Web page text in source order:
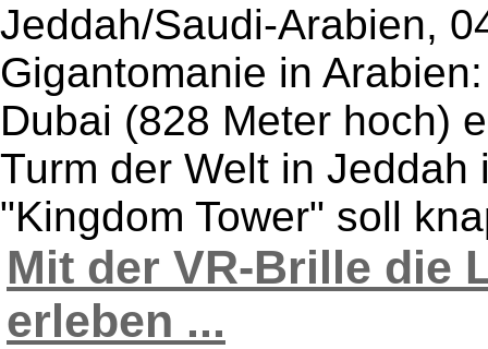
Jeddah/Saudi-Arabien,
Gigantomanie in
Dubai (828 Meter hoch)
Turm der Welt in
"Kingdom Tower" soll
Mit der VR-Brille die
erleben ...